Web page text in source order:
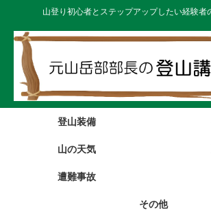
山登り初心者とステップアップしたい経験者
登山装備
山の天気
遭難事故
その他